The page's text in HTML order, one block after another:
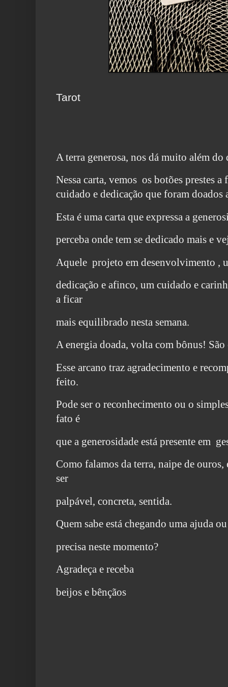
Tarot
A terra generosa, nos dá muito além do
Nessa carta, vemos os botões prestes
cuidado e dedicação que foram doados
Esta é uma carta que expressa a
perceba onde tem se dedicado mais e
Aquele projeto em desenvolvimento ,
dedicação e afinco, um cuidado e
a ficar
mais equilibrado nesta semana.
A energia doada, volta com bônus!
Esse arcano traz agradecimento e
feito.
Pode ser o reconhecimento ou o
fato é
que a generosidade está presente em
Como falamos da terra, naipe de ouros,
ser
palpável, concreta, sentida.
Quem sabe está chegando uma ajuda
precisa neste momento?
Agradeça e receba
beijos e bênçãos